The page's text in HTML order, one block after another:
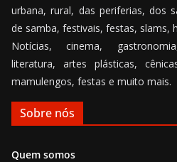
urbana, rural, das periferias, dos
de samba, festivais, festas, slams,
Notícias, cinema,
literatura, artes plásticas,
mamulengos, festas e muito mais.
Sobre nós
Quem somos